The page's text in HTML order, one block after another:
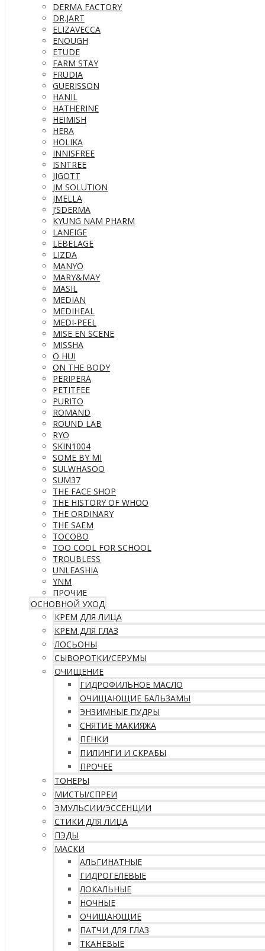
DERMA FACTORY
DR.JART
ELIZAVECCA
ENOUGH
ETUDE
FARM STAY
FRUDIA
GUERISSON
HANIL
HATHERINE
HEIMISH
HERA
HOLIKA
INNISFREE
ISNTREE
JIGOTT
JM SOLUTION
JMELLA
J’SDERMA
KYUNG NAM PHARM
LANEIGE
LEBELAGE
LIZDA
MANYO
MARY&MAY
MASIL
MEDIAN
MEDIHEAL
MEDI-PEEL
MISE EN SCENE
MISSHA
O HUI
ON THE BODY
PERIPERA
PETITFEE
PURITO
ROMAND
ROUND LAB
RYO
SKIN1004
SOME BY MI
SULWHASOO
SUM37
THE FACE SHOP
THE HISTORY OF WHOO
THE ORDINARY
THE SAEM
TOCOBO
TOO COOL FOR SCHOOL
TROUBLESS
UNLEASHIA
YNM
ПРОЧИЕ
ОСНОВНОЙ УХОД
КРЕМ ДЛЯ ЛИЦА
КРЕМ ДЛЯ ГЛАЗ
ЛОСЬОНЫ
СЫВОРОТКИ/СЕРУМЫ
ОЧИЩЕНИЕ
ГИДРОФИЛЬНОЕ МАСЛО
ОЧИЩАЮЩИЕ БАЛЬЗАМЫ
ЭНЗИМНЫЕ ПУДРЫ
СНЯТИЕ МАКИЯЖА
ПЕНКИ
ПИЛИНГИ И СКРАБЫ
ПРОЧЕЕ
ТОНЕРЫ
МИСТЫ/СПРЕИ
ЭМУЛЬСИИ/ЭССЕНЦИИ
СТИКИ ДЛЯ ЛИЦА
ПЭДЫ
МАСКИ
АЛЬГИНАТНЫЕ
ГИДРОГЕЛЕВЫЕ
ЛОКАЛЬНЫЕ
НОЧНЫЕ
ОЧИЩАЮЩИЕ
ПАТЧИ ДЛЯ ГЛАЗ
ТКАНЕВЫЕ